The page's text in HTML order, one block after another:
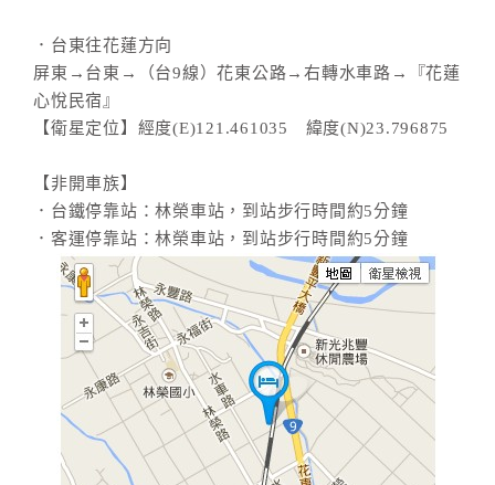
．台東往花蓮方向
屏東→台東→（台9線）花東公路→右轉水車路→『花蓮
心悅民宿』
【衛星定位】經度(E)121.461035 緯度(N)23.796875
【非開車族】
．台鐵停靠站：林榮車站，到站步行時間約5分鐘
．客運停靠站：林榮車站，到站步行時間約5分鐘